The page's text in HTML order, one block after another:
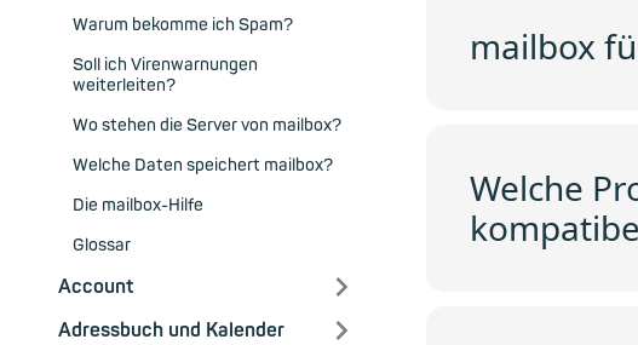
Warum bekomme ich Spam?
Soll ich Virenwarnungen
weiterleiten?
Wo stehen die Server von mailbox?
Welche Daten speichert mailbox?
Die mailbox-Hilfe
Glossar
Account
Adressbuch und Kalender
mailbox
Welche